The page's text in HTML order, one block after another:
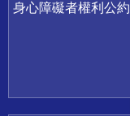
身心障礙者權利公約